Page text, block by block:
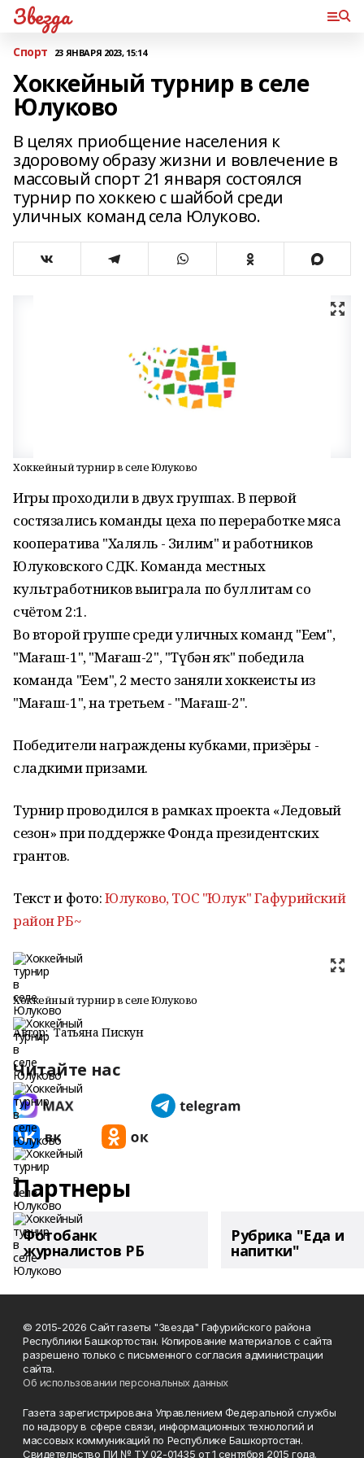
Звезда
Спорт 23 ЯНВАРЯ 2023, 15:14
Хоккейный турнир в селе
Юлуково
В целях приобщение населения к
здоровому образу жизни и вовлечение в
массовый спорт 21 января состоялся
турнир по хоккею с шайбой среди
уличных команд села Юлуково.
Хоккейный турнир в селе Юлуково
Игры проходили в двух группах. В первой
состязались команды цеха по переработке мяса
кооператива "Халяль - Зилим" и работников
Юлуковского СДК. Команда местных
культработников выиграла по буллитам со
счётом 2:1.
Во второй группе среди уличных команд "Еҙем",
"Мағаш-1", "Мағаш-2", "Түбән яҡ" победила
команда "Еҙҽм", 2 место заняли хоккеисты из
"Мағаш-1", на третьем - "Мағаш-2".
Победители награждены кубками, призёры -
сладкими призами.
Турнир проводился в рамках проекта «Ледовый
сезон» при поддержке Фонда президентских
грантов.
Текст и фото:Юлуково, ТОС "Юлук" Гафурийский
район РБ~
Хоккейный турнир в селе Юлуково
Автор: Татьяна Пискун
Читайте нас
Партнеры
Фотобанк
журналистов РБ
Рубрика "Еда и
напитки"
© 2015-2026 Сайт газеты "Звезда" Гафурийского района
Республики Башкортостан. Копирование материалов с сайта
разрешено только с письменного согласия администрации
сайта.
Об использовании персональных данных
Газета зарегистрирована Управлением Федеральной службы
по надзору в сфере связи, информационных технологий и
массовых коммуникаций по Республике Башкортостан.
Свидетельство ПИ № ТУ 02-01435 от 1 сентября 2015 года.